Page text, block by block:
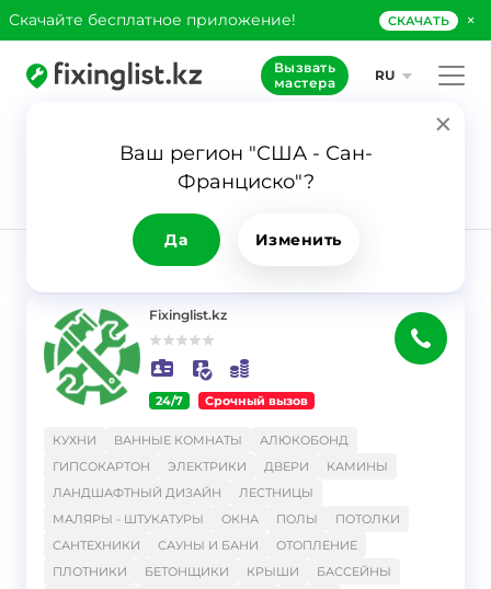
Скачайте бесплатное приложение! СКАЧАТЬ ×
Вызвать
мастера
RU
Ваш регион "США - Сан-
Франциско"?
Да Изменить
Заявка
Ландшафтный
56
РЕЗУЛЬТАТ
Fixinglist.kz
24/7 Срочный вызов
КУХНИ ВАННЫЕ КОМНАТЫ
АЛЮКОБОНД
ГИПСОКАРТОН
ЭЛЕКТРИКИ ДВЕРИ
КАМИНЫ
ЛАНДШАФТНЫЙ ДИЗАЙН
ЛЕСТНИЦЫ
МАЛЯРЫ - ШТУКАТУРЫ
ОКНА ПОЛЫ
ПОТОЛКИ
САНТЕХНИКИ
САУНЫ И БАНИ
ОТОПЛЕНИЕ
ПЛОТНИКИ
БЕТОНЩИКИ КРЫШИ
БАССЕЙНЫ